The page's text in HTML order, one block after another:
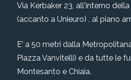
Via Kerbaker 23, all'interno
(accanto a Unieuro) , al piano
E' a 50 metri dalla
Piazza Vanvitelli) e da tutte le
Montesanto e Chiaia.